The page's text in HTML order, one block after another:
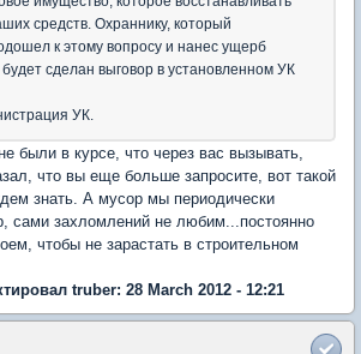
средств. Охраннику, который
к этому вопросу и нанес ущерб
сделан выговор в установленном УК
УК.
были в курсе, что через вас вызывать,
что вы еще больше запросите, вот такой
знать. А мусор мы периодически
сами захломлений не любим...постоянно
чтобы не зарастать в строительном
truber: 28 March 2012 - 12:21